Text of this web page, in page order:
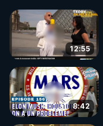
12:55
8:42